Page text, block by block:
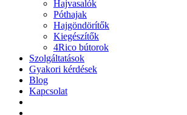
Hajvasalók
Póthajak
Hajgöndörítők
Kiegészítők
4Rico bútorok
Szolgáltatások
Gyakori kérdések
Blog
Kapcsolat